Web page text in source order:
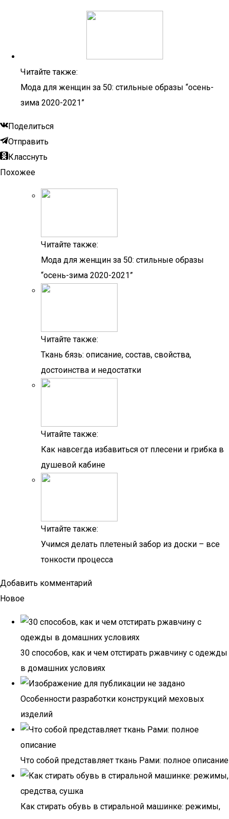
Читайте также:
Мода для женщин за 50: стильные образы “осень-
зима 2020-2021”
Поделиться
Отправить
Класснуть
Похожее
Читайте также:
Мода для женщин за 50: стильные образы
“осень-зима 2020-2021”
Читайте также:
Ткань бязь: описание, состав, свойства,
достоинства и недостатки
Читайте также:
Как навсегда избавиться от плесени и грибка в
душевой кабине
Читайте также:
Учимся делать плетеный забор из доски – все
тонкости процесса
Добавить комментарий
Новое
30 способов, как и чем отстирать ржавчину с одежды
в домашних условиях
Особенности разработки конструкций меховых
изделий
Что собой представляет ткань Рами: полное описание
Как стирать обувь в стиральной машинке: режимы,